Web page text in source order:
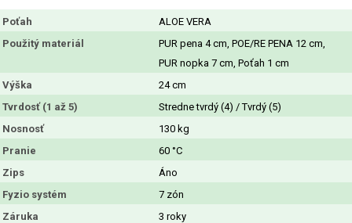
Poťah
ALOE VERA
Použitý materiál
PUR pena 4 cm, POE/RE PENA 12 cm,
PUR nopka 7 cm, Poťah 1 cm
Výška
24 cm
Tvrdosť (1 až 5)
Stredne tvrdý (4) / Tvrdý (5)
Nosnosť
130 kg
Pranie
60 °C
Zips
Áno
Fyzio systém
7 zón
Záruka
3 roky